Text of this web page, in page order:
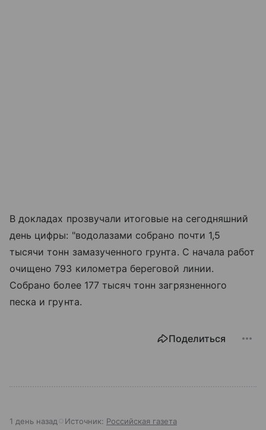
В докладах прозвучали итоговые на сегодняшний
день цифры: "водолазами собрано почти 1,5
тысячи тонн замазученного грунта. С начала работ
очищено 793 километра береговой линии.
Собрано более 177 тысяч тонн загрязненного
песка и грунта.
Поделиться
1 день назад Источник: Российская газета